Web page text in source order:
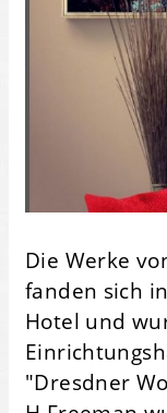
Die Werke
fanden sich
Hotel und
"Dresdner